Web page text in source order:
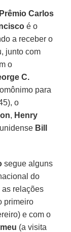
Prêmio Carlos
é o
a receber o
junto com
o
C.
para
o
, Henry
Bill
segue alguns
do
as relações
primeiro
e com o
(a visita